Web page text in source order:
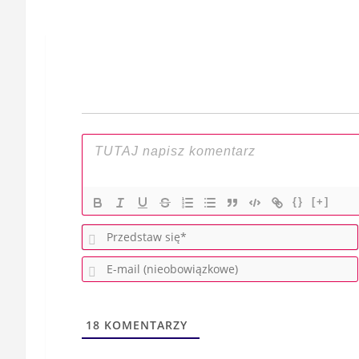
{} [+]
P
r
E
-
18 KOMENTARZY